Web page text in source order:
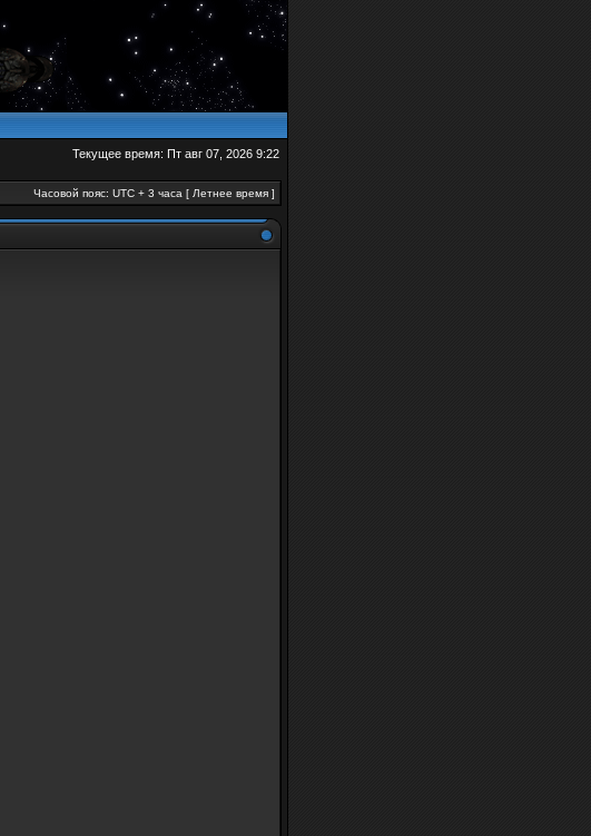
Текущее время: Пт авг 07, 2026 9:22
Часовой пояс: UTC + 3 часа [ Летнее время ]